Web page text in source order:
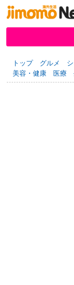
掲示板 タウン
トップ グルメ
美容・健康
医療